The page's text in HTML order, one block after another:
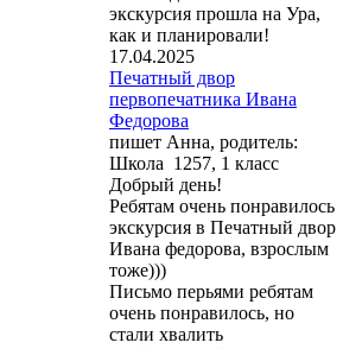
экскурсия прошла на Ура,
как и планировали!
17.04.2025
Печатный двор
первопечатника Ивана
Федорова
пишет Анна, родитель:
Школа 1257, 1 класс
Добрый день!
Ребятам очень понравилось
экскурсия в Печатный двор
Ивана федорова, взрослым
тоже)))
Письмо перьями ребятам
очень понравилось, но
стали хвалить